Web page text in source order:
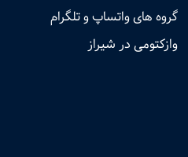
گروه های واتساپ و تلگرام
وازکتومی در شیراز